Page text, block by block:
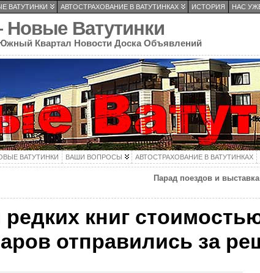
ВАТУТИНКИ АВТОСТРАХОВАНИЕ В ВАТУТИНКАХ ИСТОРИЯ НАС
Ватутинки
Квартал Новости Доска Объявлений
ВАТУТИНКИ ВАШИ ВОПРОСЫ АВТОСТРАХОВАНИЕ В ВАТУТИНКАХ
Парад поездов и
книг
отправились за